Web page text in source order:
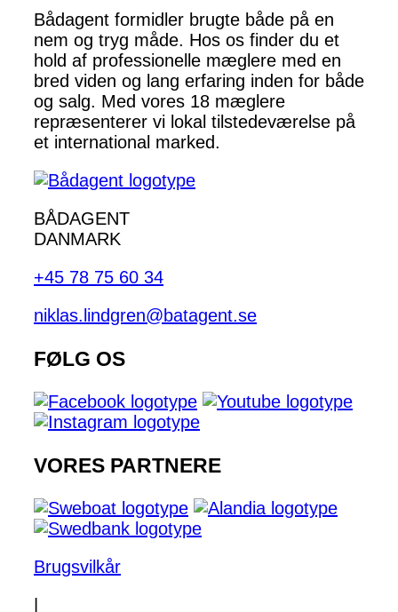
Bådagent formidler brugte både på en
nem og tryg måde. Hos os finder du et
hold af professionelle mæglere med en
bred viden og lang erfaring inden for både
og salg. Med vores 18 mæglere
repræsenterer vi lokal tilstedeværelse på
et international marked.
BÅDAGENT
DANMARK
+45 78 75 60 34
niklas.lindgren@batagent.se
FØLG OS
VORES PARTNERE
Brugsvilkår